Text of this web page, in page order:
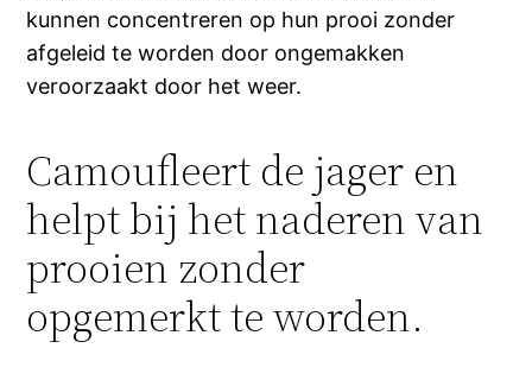
kunnen concentreren op hun prooi zonder
afgeleid te worden door ongemakken
veroorzaakt door het weer.
Camoufleert de jager en
helpt bij het naderen van
prooien zonder
opgemerkt te worden.